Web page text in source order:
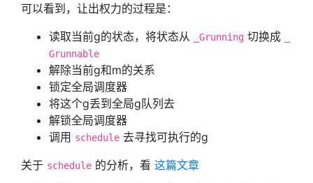
可以看到，让出权力的过程是：
读取当前g的状态，将状态从
_Grunning 切换成
Grunnable
解除当前g和m的关系
锁定全局调度器
将这个g丢到全局g队列去
解锁全局调度器
调用 schedule 去寻找可执行的g
关于 schedule 的分析，看 这篇文章